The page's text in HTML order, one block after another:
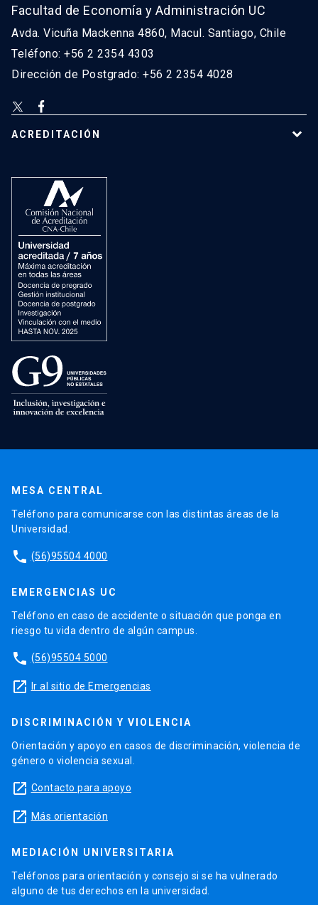
Facultad de Economía y Administración UC
Avda. Vicuña Mackenna 4860, Macul. Santiago, Chile
Teléfono: +56 2 2354 4303
Dirección de Postgrado: +56 2 2354 4028
ACREDITACIÓN
MESA CENTRAL
Teléfono para comunicarse con las distintas áreas de la
Universidad.
phone (56)95504 4000
EMERGENCIAS UC
Teléfono en caso de accidente o situación que ponga en
riesgo tu vida dentro de algún campus.
phone (56)95504 5000
launch Ir al sitio de Emergencias
DISCRIMINACIÓN Y VIOLENCIA
Orientación y apoyo en casos de discriminación, violencia de
género o violencia sexual.
launch Contacto para apoyo
launch Más orientación
MEDIACIÓN UNIVERSITARIA
Teléfonos para orientación y consejo si se ha vulnerado
alguno de tus derechos en la universidad.